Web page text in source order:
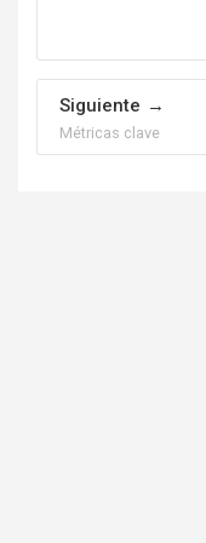
Siguiente
Métricas clave